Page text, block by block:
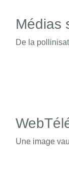
Médias
De la
Une image